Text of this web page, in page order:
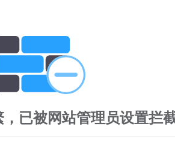
已被网站管理员设置拦